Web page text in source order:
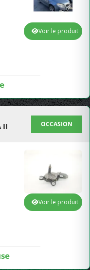
Voir le produit
II
OCCASION
Voir le produit